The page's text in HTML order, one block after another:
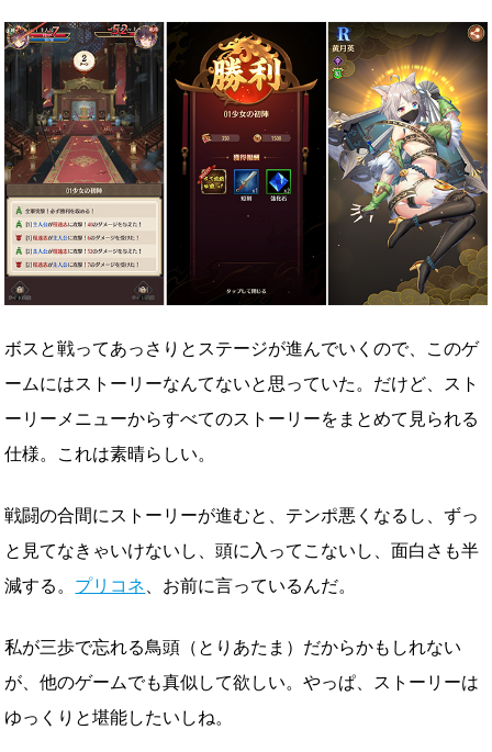
ボスと戦ってあっさりとステージが進んでいくので、このゲ
ームにはストーリーなんてないと思っていた。だけど、スト
ーリーメニューからすべてのストーリーをまとめて見られる
仕様。これは素晴らしい。
戦闘の合間にストーリーが進むと、テンポ悪くなるし、ずっ
と見てなきゃいけないし、頭に入ってこないし、面白さも半
減する。 プリコネ 、お前に言っているんだ。
私が三歩で忘れる鳥頭（とりあたま）だからかもしれない
が、他のゲームでも真似して欲しい。やっぱ、ストーリーは
ゆっくりと堪能したいしね。